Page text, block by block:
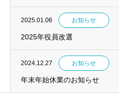
2025.01.06 お知らせ
2025年役員改選
2024.12.27 お知らせ
年末年始休業のお知らせ